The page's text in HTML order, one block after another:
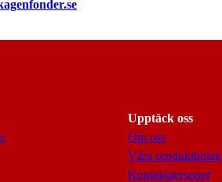
Upptäck oss
Om oss
Våra produktbolag
Kontaktpersoner